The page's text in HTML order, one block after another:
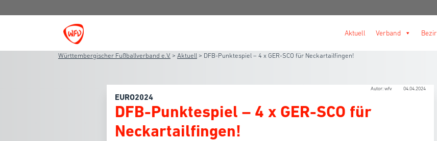
Aktuell Verband
Württembergischer Fußballverband e.V. > Aktuell > DFB-Punktespiel – 4 x GER-SCO für Neckartailfingen!
Autor: wfv 04.04.2024
EURO2024
DFB-Punktespiel – 4 x GER-SCO für
Neckartailfingen!